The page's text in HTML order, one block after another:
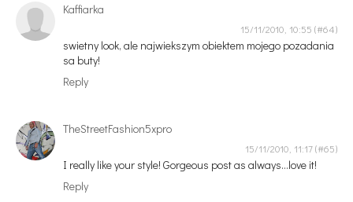
Kaffiarka
15/11/2010, 10:55
swietny look, ale najwiekszym obiektem mojego pozadania
sa buty!
Reply
TheStreetFashion5xpro
15/11/2010, 11:17
I really like your style! Gorgeous post as always...love it!
Reply